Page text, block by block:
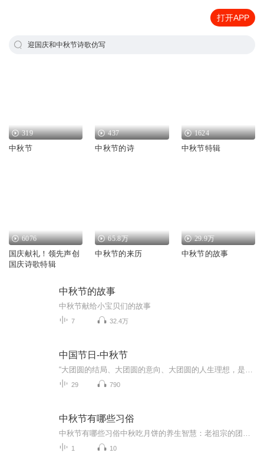
打开APP
迎国庆和中秋节诗歌仿写
319
中秋节
437
中秋节的诗
1624
中秋节特辑
6076
国庆献礼！领先声创
国庆诗歌特辑
65.8万
中秋节的来历
29.9万
中秋节的故事
中秋节的故事
中秋节献给小宝贝们的故事
7 32.4万
中国节日-中秋节
29 790
中秋节有哪些习俗
1 10